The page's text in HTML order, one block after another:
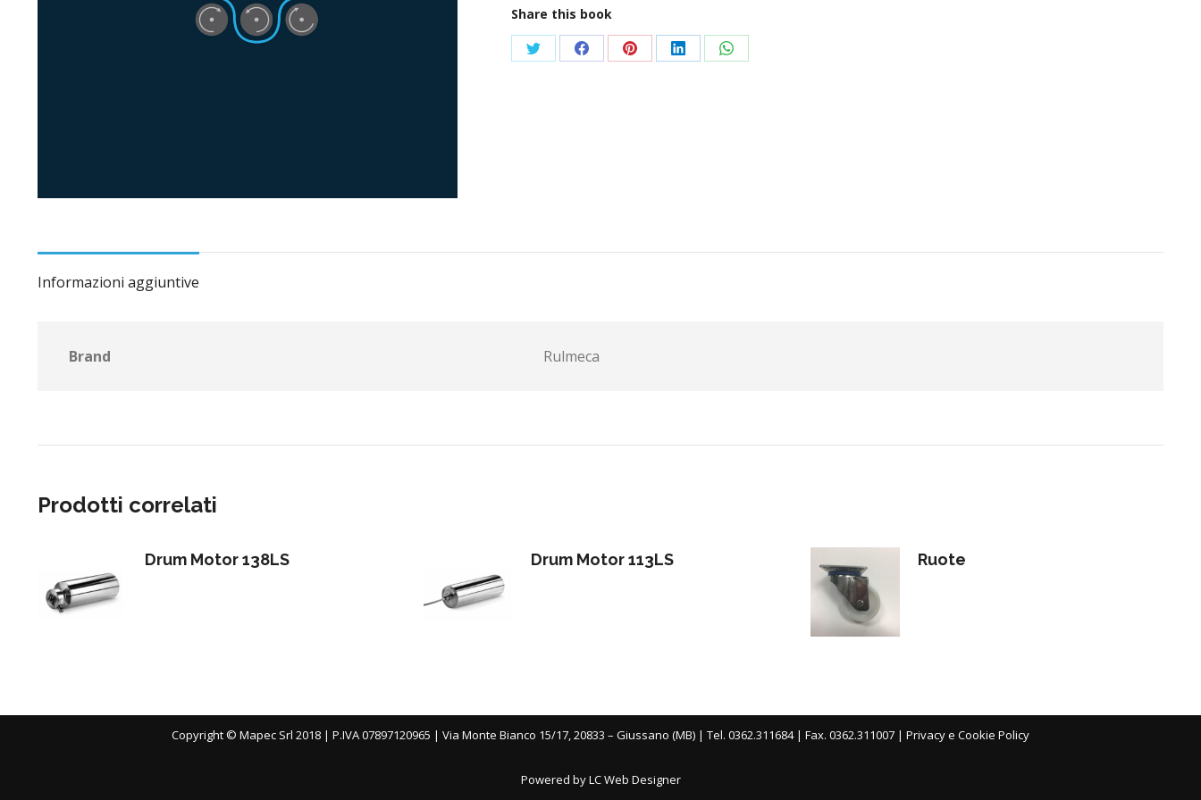
Share this book
CondividiCondividiCondividiCondividiCondividi
Informazioni aggiuntive
Brand Rulmeca
Prodotti correlati
Drum Motor 138LS Drum Motor 113LS Ruote
Copyright © Mapec Srl 2018 | P.IVA 07897120965 | Via Monte Bianco 15/17, 20833 – Giussano (MB) | Tel. 0362.311684 | Fax. 0362.311007 | Privacy e Cookie Policy
Powered by LC Web Designer